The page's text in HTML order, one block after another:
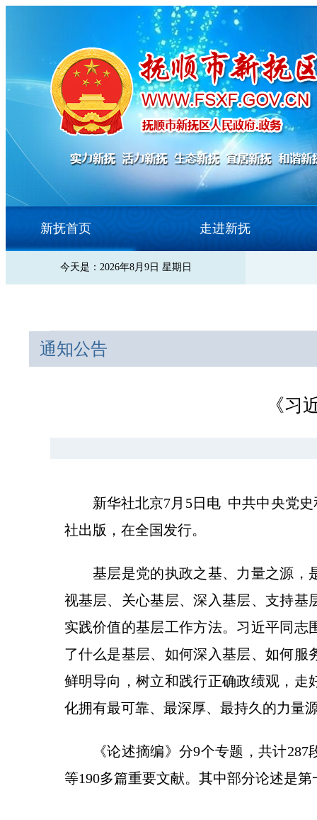
新抚首页 走进新抚
今天是：2026年8月9日 星期日
通知公告
《习
新华社北京7月5日电 中共中央党史
社出版，在全国发行。
基层是党的执政之基、力量之源，是
视基层、关心基层、深入基层、支持
实践价值的基层工作方法。习近平同
了什么是基层、如何深入基层、如何
鲜明导向，树立和践行正确政绩观，
化拥有最可靠、最深厚、最持久的力量
《论述摘编》分9个专题，共计287段
等190多篇重要文献。其中部分论述是